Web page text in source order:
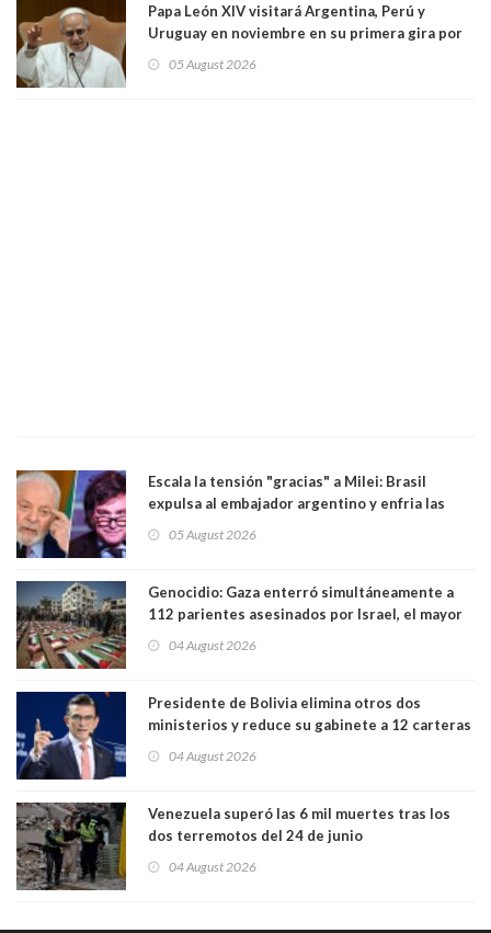
Papa León XIV visitará Argentina, Perú y
Uruguay en noviembre en su primera gira por
05 August 2026
Escala la tensión "gracias" a Milei: Brasil
expulsa al embajador argentino y enfria las
trasandino
05 August 2026
Genocidio: Gaza enterró simultáneamente a
112 parientes asesinados por Israel, el mayor
muertos figuran 44 niños y nueve ancianos
04 August 2026
Presidente de Bolivia elimina otros dos
ministerios y reduce su gabinete a 12 carteras
04 August 2026
Venezuela superó las 6 mil muertes tras los
dos terremotos del 24 de junio
04 August 2026